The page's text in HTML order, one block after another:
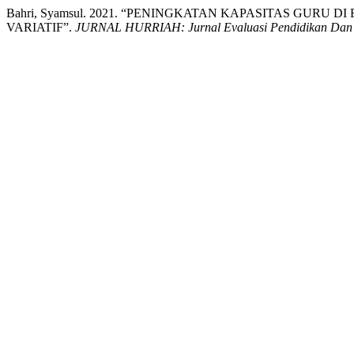
Bahri, Syamsul. 2021. “PENINGKATAN KAPASITAS GURU
VARIATIF”. JURNAL HURRIAH: Jurnal Evaluasi Pendidikan